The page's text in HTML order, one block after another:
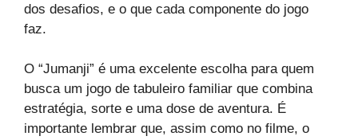
dos desafios, e o que cada componente do jogo
faz.
O “Jumanji” é uma excelente escolha para quem
busca um jogo de tabuleiro familiar que combina
estratégia, sorte e uma dose de aventura. É
importante lembrar que, assim como no filme, o